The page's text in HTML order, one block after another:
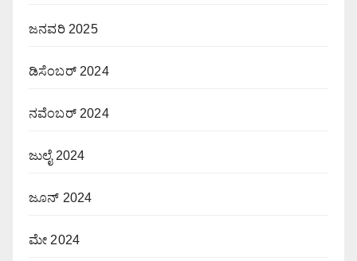
ಜನವರಿ 2025
ಡಿಸೆಂಬರ್ 2024
ನವೆಂಬರ್ 2024
ಜುಲೈ 2024
ಜೂನ್ 2024
ಮೇ 2024